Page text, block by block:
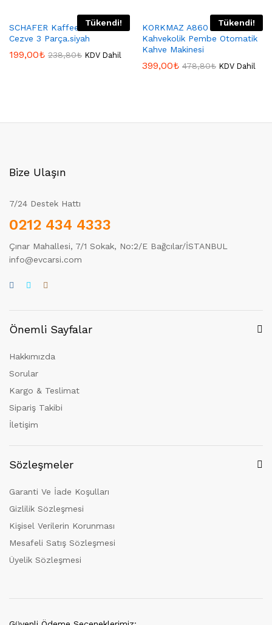
Tükendi!
SCHAFER Kaffeefan Elektrikli
Cezve 3 Parça.siyah
199,00₺ 238,80₺ KDV Dahil
Tükendi!
KORKMAZ A860 Korkmaz
Kahvekolik Pembe Otomatik
Kahve Makinesi
399,00₺ 478,80₺ KDV Dahil
Bize Ulaşın
7/24 Destek Hattı
0212 434 4333
Çınar Mahallesi, 7/1 Sokak, No:2/E Bağcılar/İSTANBUL
info@evcarsi.com
Önemli Sayfalar
Hakkımızda
Sorular
Kargo & Teslimat
Sipariş Takibi
İletişim
Sözleşmeler
Garanti Ve İade Koşulları
Gizlilik Sözleşmesi
Kişisel Verilerin Korunması
Mesafeli Satış Sözleşmesi
Üyelik Sözleşmesi